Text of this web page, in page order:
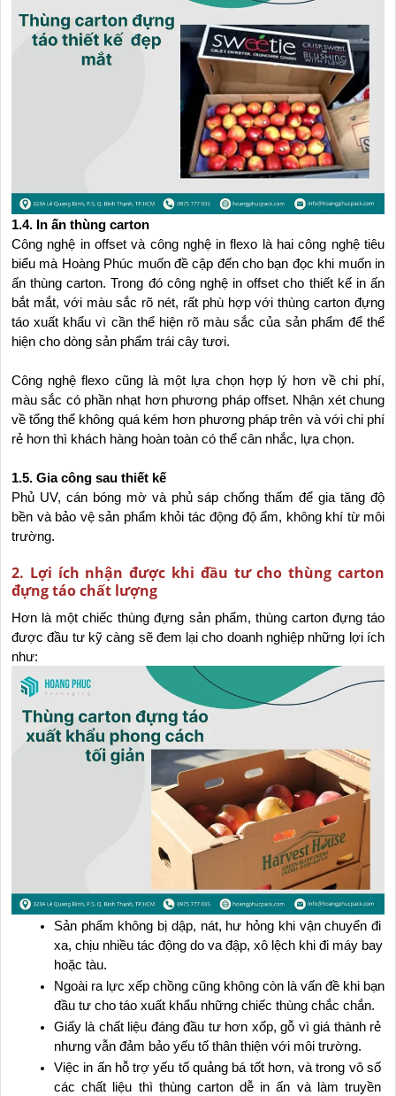
1.4. In ấn thùng carton
Công nghệ in offset và công nghệ in flexo là hai công nghệ tiêu
biểu mà Hoàng Phúc muốn đề cập đến cho bạn đọc khi muốn in
ấn thùng carton. Trong đó công nghệ in offset cho thiết kế in ấn
bắt mắt, với màu sắc rõ nét, rất phù hợp với thùng carton đựng
táo xuất khẩu vì cần thể hiện rõ màu sắc của sản phẩm để thể
hiện cho dòng sản phẩm trái cây tươi.
Công nghệ flexo cũng là một lựa chọn hợp lý hơn về chi phí,
màu sắc có phần nhạt hơn phương pháp offset. Nhận xét chung
về tổng thể không quá kém hơn phương pháp trên và với chi phí
rẻ hơn thì khách hàng hoàn toàn có thể cân nhắc, lựa chọn.
1.5. Gia công sau thiết kế
Phủ UV, cán bóng mờ và phủ sáp chống thấm để gia tăng độ
bền và bảo vệ sản phẩm khỏi tác động độ ẩm, không khí từ môi
trường.
2. Lợi ích nhận được khi đầu tư cho thùng carton
đựng táo chất lượng
Hơn là một chiếc thùng đựng sản phẩm, thùng carton đựng táo
được đầu tư kỹ càng sẽ đem lại cho doanh nghiệp những lợi ích
như:
Sản phẩm không bị dập, nát, hư hỏng khi vận chuyển đi
xa, chịu nhiều tác động do va đập, xô lệch khi đi máy bay
hoặc tàu.
Ngoài ra lực xếp chồng cũng không còn là vấn đề khi bạn
đầu tư cho táo xuất khẩu những chiếc thùng chắc chắn.
Giấy là chất liệu đáng đầu tư hơn xốp, gỗ vì giá thành rẻ
nhưng vẫn đảm bảo yếu tố thân thiện với môi trường.
Việc in ấn hỗ trợ yếu tố quảng bá tốt hơn, và trong vô số
các chất liệu thì thùng carton dễ in ấn và làm truyền